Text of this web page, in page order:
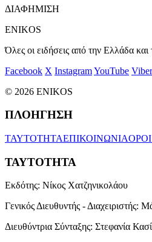
ΔΙΑΦΗΜΙΣΗ
ENIKOS
Όλες οι ειδήσεις από την Ελλάδα
Facebook X InstagramYouTube Viber
© 2026 ENIKOS
ΠΛΟΗΓΗΣΗ
ΤΑΥΤΟΤΗΤΑΕΠΙΚΟΙΝΩΝΙΑ
ΤΑΥΤΟΤΗΤΑ
Εκδότης: Νίκος Χατζηνικολάου
Γενικός Διευθυντής - Διαχειριστής:
Διευθύντρια Σύνταξης: Στεφανία